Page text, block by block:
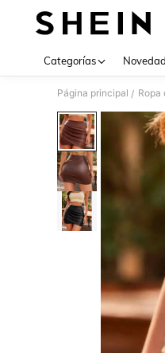
Categorías
Página principal / Ropa